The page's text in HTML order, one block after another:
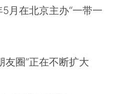
月在北京主办“一带一
友圈”正在不断扩大